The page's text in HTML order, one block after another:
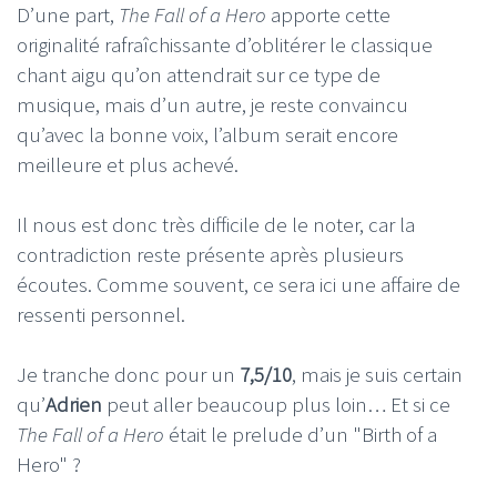
D’une part, The Fall of a Hero apporte cette
originalité rafraîchissante d’oblitérer le classique
chant aigu qu’on attendrait sur ce type de
musique, mais d’un autre, je reste convaincu
qu’avec la bonne voix, l’album serait encore
meilleure et plus achevé.
Il nous est donc très difficile de le noter, car la
contradiction reste présente après plusieurs
écoutes. Comme souvent, ce sera ici une affaire de
ressenti personnel.
Je tranche donc pour un 7,5/10, mais je suis certain
qu’Adrien peut aller beaucoup plus loin… Et si ce
The Fall of a Hero était le prelude d’un "Birth of a
Hero" ?